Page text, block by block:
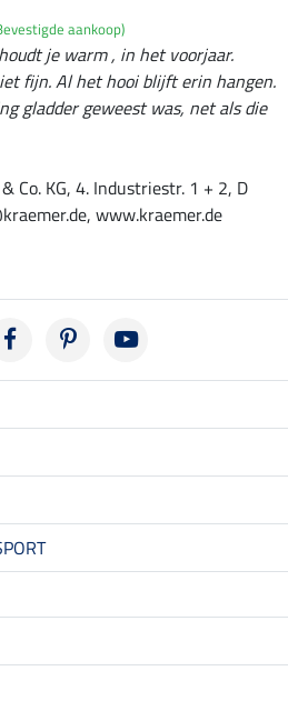
aankoop)
je warm , in het voorjaar.
fijn. Al het hooi blijft erin hangen.
gladder geweest was, net als die
Co. KG, 4. Industriestr. 1 + 2, D
www.kraemer.de